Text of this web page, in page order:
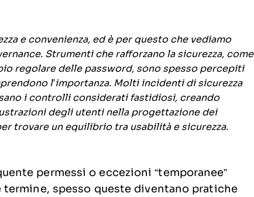
e convenienza, ed è per questo che vediamo
Strumenti che rafforzano la sicurezza, come
regolare delle password, sono spesso percepiti
l’importanza. Molti incidenti di sicurezza
i controlli considerati fastidiosi, creando
degli utenti nella progettazione dei
trovare un equilibrio tra usabilità e sicurezza.
permessi o eccezioni “temporanee”
spesso queste diventano pratiche